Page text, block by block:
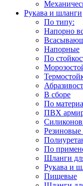
Рукава и шланги
По типу:
Напорно
Напорные
По
В сборе
По
ПВХ
Резиновые
По
Шланги
Рукава и
Пищевые